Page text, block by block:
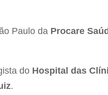
Paulo da Procare
do Hospital das
.